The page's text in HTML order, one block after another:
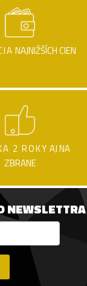
NAJNIŽŠÍCH CIEN
2 ROKY AJ NA
ZBRANE
NEWSLETTRA